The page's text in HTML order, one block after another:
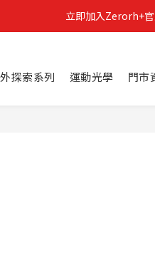
立即加入Zerorh+
立即加入Zerorh+
立即加入Zerorh+
探索系列 運動光學 門市